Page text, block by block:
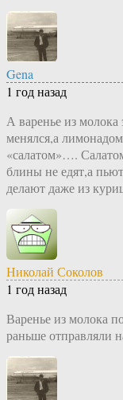
Gena
1 год назад
А варенье из
менялся,а
«салатом»….
блины не едят,а
делают даже из
Николай Соколов
1 год назад
Варенье из молока
раньше отправляли